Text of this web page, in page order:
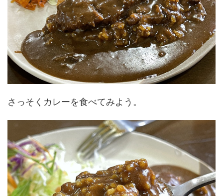
さっそくカレーを食べてみよう。